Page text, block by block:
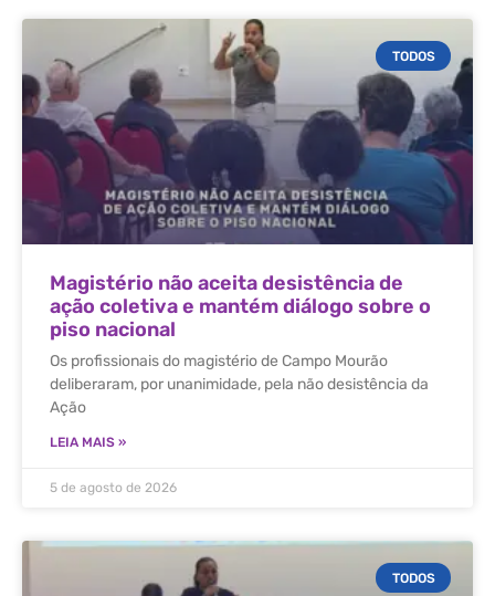
TODOS
Magistério não aceita desistência de
ação coletiva e mantém diálogo sobre o
piso nacional
Os profissionais do magistério de Campo Mourão
deliberaram, por unanimidade, pela não desistência da
Ação
LEIA MAIS »
5 de agosto de 2026
TODOS